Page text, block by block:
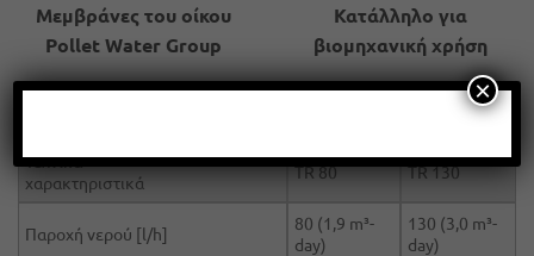
Μεμβράνες του οίκου
Pollet Water Group
Κατάλληλο για
βιομηχανική χρήση
Τεχνικά
χαρακτηριστικά
TR 80 TR 130
Παροχή νερού [l/h]
80 (1,9 m³-
day)
130 (3,0 m³-
day)
×